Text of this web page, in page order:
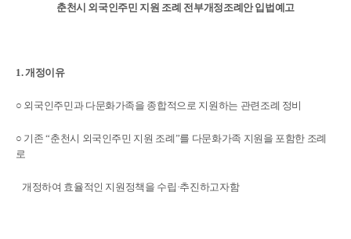
춘천시 외국인주민 지원 조례 전부개정조례안 입법예고
1. 개정이유
○ 외국인주민과 다문화가족을 종합적으로 지원하는 관련조례 정비
○ 기 존 “춘천시 외국인주민 지원 조례”를 다문화가족 지원을 포함한 조례
로
개정하여 효율적인 지원정책을 수립·추진하고자함